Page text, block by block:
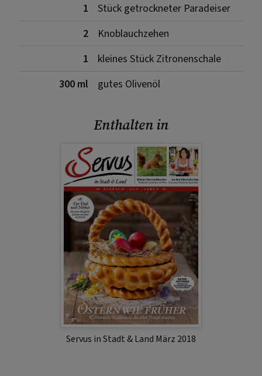
1
Stück getrockneter Paradeiser
2
Knoblauchzehen
1
kleines Stück Zitronenschale
300 ml
gutes Olivenöl
Enthalten in
Servus in Stadt & Land März 2018